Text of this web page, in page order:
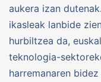
aukera izan
ikasleak lanbide
hurbiltzea da,
teknologia-
harremanaren